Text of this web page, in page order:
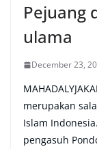
Pejuang
ulama
December 23,
merupakan
Islam
pengasuh